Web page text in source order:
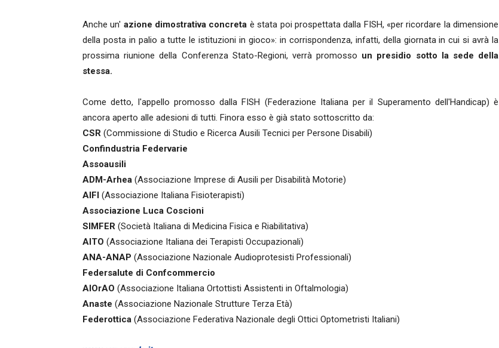
Anche un' azione dimostrativa concreta è stata poi prospettata dalla FISH, «per ricordare la dimensione
della posta in palio a tutte le istituzioni in gioco»: in corrispondenza, infatti, della giornata in cui si avrà la
prossima riunione della Conferenza Stato-Regioni, verrà promosso un presidio sotto la sede della
stessa.
Come detto, l'appello promosso dalla FISH (Federazione Italiana per il Superamento dell'Handicap) è
ancora aperto alle adesioni di tutti. Finora esso è già stato sottoscritto da:
CSR (Commissione di Studio e Ricerca Ausili Tecnici per Persone Disabili)
Confindustria Federvarie
Assoausili
ADM-Arhea (Associazione Imprese di Ausili per Disabilità Motorie)
AIFI (Associazione Italiana Fisioterapisti)
Associazione Luca Coscioni
SIMFER (Società Italiana di Medicina Fisica e Riabilitativa)
AITO (Associazione Italiana dei Terapisti Occupazionali)
ANA-ANAP (Associazione Nazionale Audioprotesisti Professionali)
Federsalute di Confcommercio
AIOrAO (Associazione Italiana Ortottisti Assistenti in Oftalmologia)
Anaste (Associazione Nazionale Strutture Terza Età)
Federottica (Associazione Federativa Nazionale degli Ottici Optometristi Italiani)